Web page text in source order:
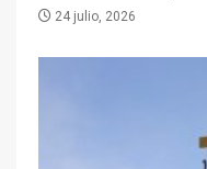
24 julio, 2026